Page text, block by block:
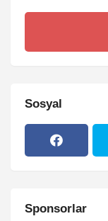
Sosyal
Sponsorlar